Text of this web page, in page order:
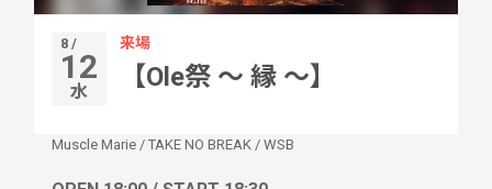
8 /
12
水
来場
【Ole祭 〜 縁 〜】
Muscle Marie / TAKE NO BREAK / WSB